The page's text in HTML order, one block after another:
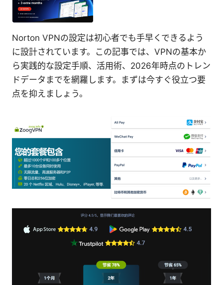
Norton VPNの設定は初心者でも手早くできるよう
に設計されています。この記事では、VPNの基本か
ら実践的な設定手順、活用術、2026年時点のトレン
ドデータまでを網羅します。まずは今すぐ役立つ要
点を抑えましょう。